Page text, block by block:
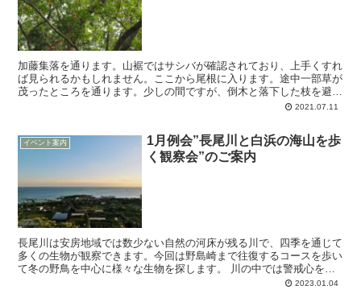
加藤集落を通ります。山裾ではサシバが確認されており、上手くすれ
ば見られるかもしれません。ここから尾根に入ります。途中一部草が
茂ったところを通ります。少しの間ですが、倒木と落下した枝を避け
2021.07.11
イベント案内
1月例会”長尾川と白浜の海山を歩
く観察会”のご案内
長尾川は安房地域では数少ない自然の河床が残る川で、四季を通じて
多くの生物が観察できます。今回は野島崎まで往復するコースを歩い
て冬の野鳥を中心に様々な生物を探します。 川の中では警戒心を解
2023.01.04